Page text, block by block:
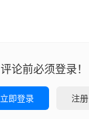
评论前必须登录！
立即登录 注册